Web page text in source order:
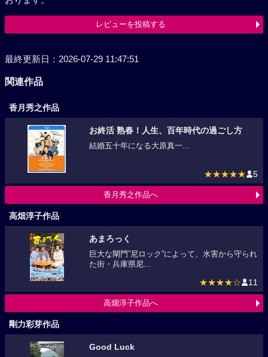
レビューを投稿する
最終更新日：2026-07-29 11:47:51
関連作品
香月秀之作品
お終活 熟春！人生、百年時代の過ごし方
結婚五十年になる大原真一...
★★★★★ 5
香月秀之作品へ
高畑淳子作品
あまろっく
巨大な閘門”尼ロック”によって、水害から守られ
た街・兵庫県尼...
★★★★☆ 11
高畑淳子作品へ
剛力彩芽作品
Good Luck